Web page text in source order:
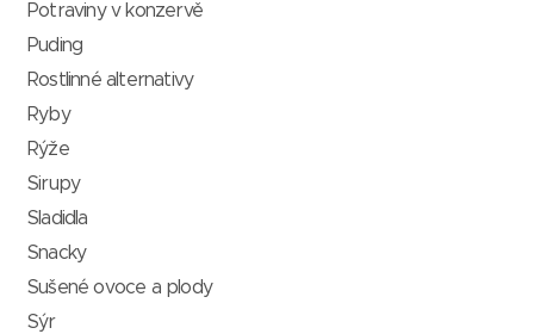
Potraviny v konzervě
Puding
Rostlinné alternativy
Ryby
Rýže
Sirupy
Sladidla
Snacky
Sušené ovoce a plody
Sýr